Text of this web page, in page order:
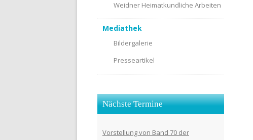
Weidner Heimatkundliche Arbeiten
Mediathek
Bildergalerie
Presseartikel
Nächste Termine
Vorstellung von Band 70 der